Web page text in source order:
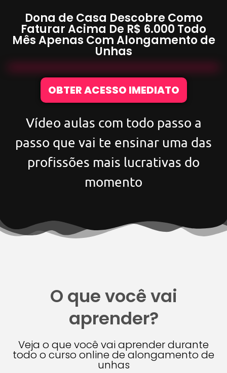
Dona de Casa Descobre Como
Faturar Acima De R$ 6.000 Todo
Mês Apenas ComAlongamento de
Unhas
OBTER ACESSO IMEDIATO
Vídeo aulas com todo passo a
passo que vai te ensinar uma das
profissões mais lucrativas do
momento
O que você vai
aprender?
Veja o que você vai aprender durante
todo o curso online de alongamento de
unhas